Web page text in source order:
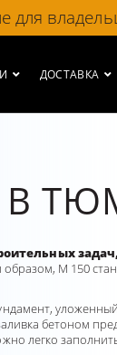
для
ДОСТАВКА
В
М 150
бетоном
легко